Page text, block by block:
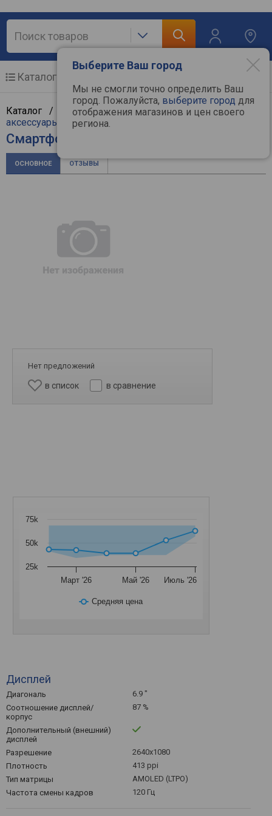
Выберите Ваш город
Мы не смогли точно определить Ваш
город. Пожалуйста, выберите город для
отображения магазинов и цен своего
региона.
Каталог
Каталог / Мобильные и связь/Мобильные и
аксессуары
/Мобильные телефоны
Смартфон Infinix Zero Flip
ОСНОВНОЕ ОТЗЫВЫ
Нет предложений
в список в сравнение
Средняя цена
Март '26 Май '26 Июль '26
25k
50k
75k
Дисплей
Диагональ
6.9 "
Соотношение дисплей/
корпус
87 %
Дополнительный (внешний)
дисплей
Разрешение
2640x1080
Плотность
413 ppi
Тип матрицы
AMOLED (LTPO)
Частота смены кадров
120 Гц